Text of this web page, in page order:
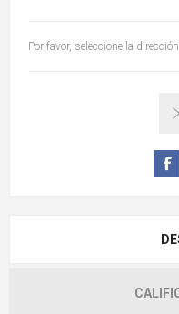
Por favor, seleccione la